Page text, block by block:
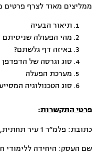
ממליצים מאוד לצרף פרטים
תיאור הבעיה
מהי הפעולה שניסיתם
באיזה דף גלשתם?
סוג וגרסה של הדפדפן
מערכת הפעלה
סוג הטכנולוגיה
פרטי התקשרות:
כתובת: פלמ״ר 1 עיר תחתית, חיפה
שם העסק: היחידה ללימודי